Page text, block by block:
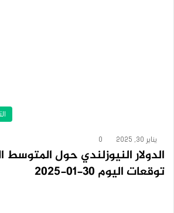
يناير 30, 2025 0
الدولار النيوزلندي حول المتوسط
توقعات اليوم 30-01-2025